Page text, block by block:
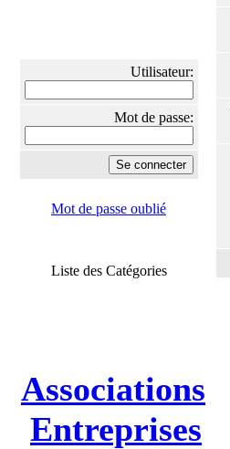
Utilisateur:
Mot de passe:
Mot de passe oublié
Liste des Catégories
Associations
Entreprises